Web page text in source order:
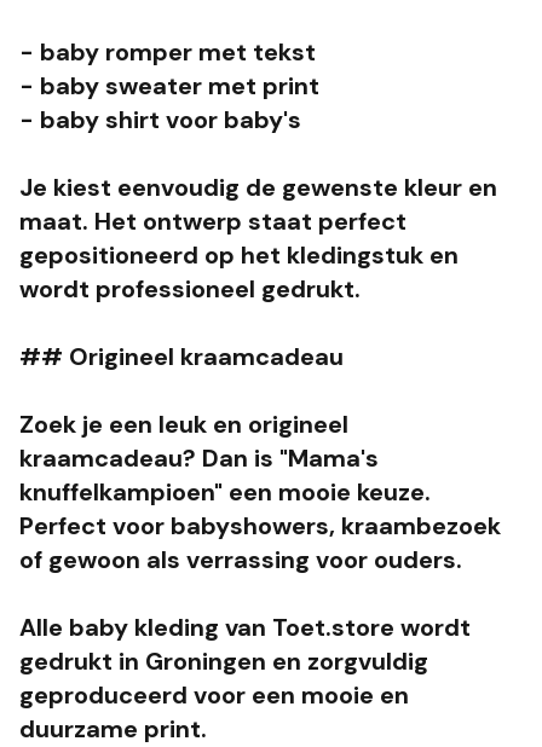
- baby romper met tekst
- baby sweater met print
- baby shirt voor baby's
Je kiest eenvoudig de gewenste kleur en
maat. Het ontwerp staat perfect
gepositioneerd op het kledingstuk en
wordt professioneel gedrukt.
## Origineel kraamcadeau
Zoek je een leuk en origineel
kraamcadeau? Dan is "Mama's
knuffelkampioen" een mooie keuze.
Perfect voor babyshowers, kraambezoek
of gewoon als verrassing voor ouders.
Alle baby kleding van Toet.store wordt
gedrukt in Groningen en zorgvuldig
geproduceerd voor een mooie en
duurzame print.